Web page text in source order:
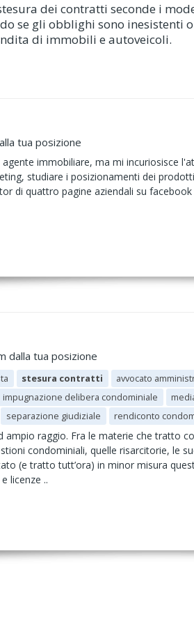
dei contratti seconde i
se gli obblighi sono inesistenti
di immobili e autoveicoli.
tua posizione
immobiliare, ma mi incuriosisce
studiare i posizionamenti dei
di quattro pagine aziendali su
dalla tua posizione
stesura contratti avvocato
impugnazione delibera condominiale
separazione giudiziale rendiconto
ampio raggio. Fra le materie che tratto
condominiali, quelle risarcitorie, le
(e tratto tutt’ora) in minor misura
licenze ..